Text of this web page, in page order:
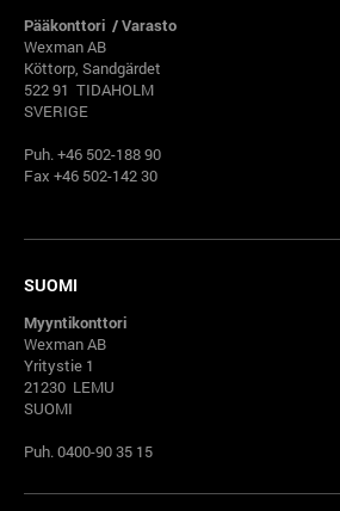
Pääkonttori / Varasto
Wexman AB
Köttorp, Sandgärdet
522 91 TIDAHOLM
SVERIGE
Puh. +46 502-188 90
Fax +46 502-142 30
SUOMI
Myyntikonttori
Wexman AB
Yritystie 1
21230 LEMU
SUOMI
Puh. 0400-90 35 15